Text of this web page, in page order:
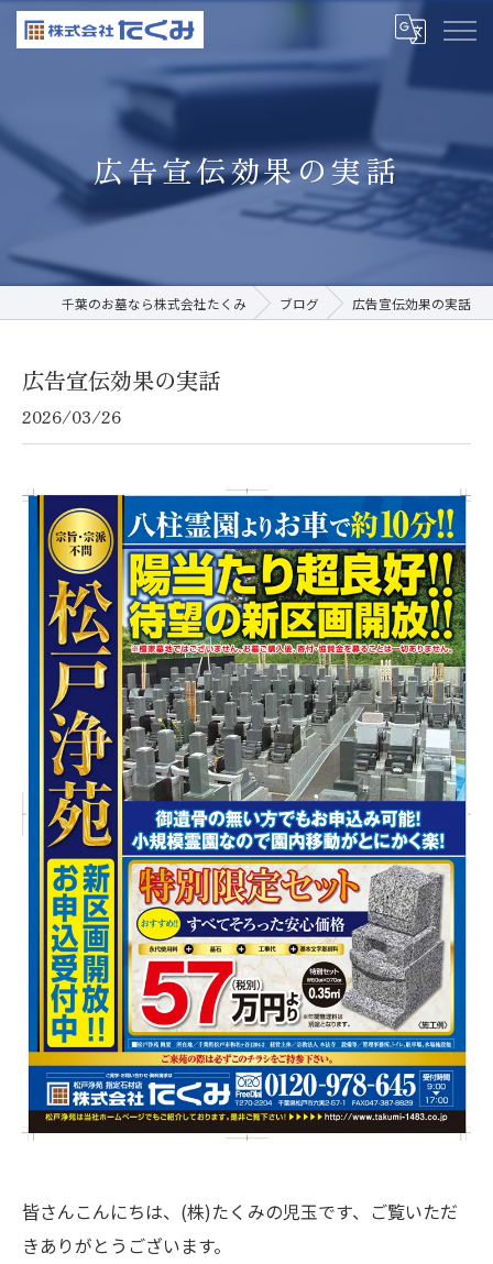
広告宣伝効果の実話
千葉のお墓なら株式会社たくみ ブログ 広告宣伝効果の実話
広告宣伝効果の実話
2026/03/26
皆さんこんにちは、(株)たくみの児玉です、ご覧いただ
きありがとうございます。